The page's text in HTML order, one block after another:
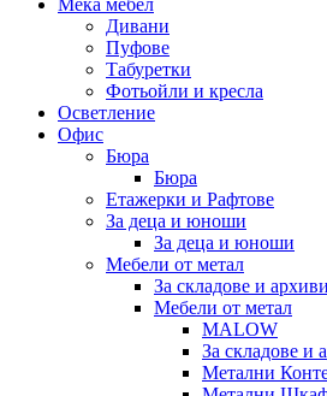
Мека мебел
Дивани
Пуфове
Табуретки
Фотьойли и кресла
Осветление
Офис
Бюра
Бюра
Етажерки и Рафтове
За деца и юноши
За деца и юноши
Мебели от метал
За складове и
Мебели от метал
MALOW
За складове и
Метални